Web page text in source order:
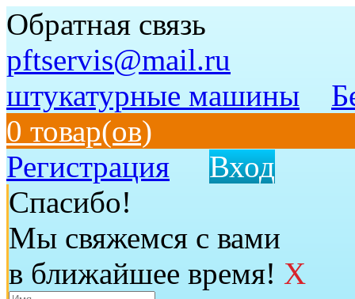
Обратная связь
pftservis@mail.ru
штукатурные машины
0 товар(ов)
Регистрация
Вход
Спасибо!
Мы свяжемся с вами
в ближайшее время! X